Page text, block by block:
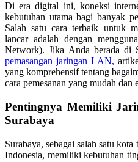
Di era digital ini, koneksi
kebutuhan utama bagi banyak
Salah satu cara terbaik untuk
lancar adalah dengan
Network). Jika Anda berada di
pemasangan jaringan LAN,
yang komprehensif tentang
cara pemesanan yang mudah dan
Pentingnya Memiliki
Surabaya
Surabaya, sebagai salah satu
Indonesia, memiliki kebutuhan